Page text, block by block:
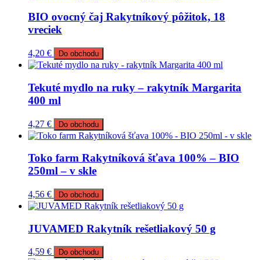
BIO ovocný čaj Rakytníkový pôžitok, 18
vreciek
4,20 € Do obchodu
Tekuté mydlo na ruky – rakytník Margarita
400 ml
4,27 € Do obchodu
Toko farm Rakytníková šťava 100% – BIO
250ml – v skle
4,56 € Do obchodu
JUVAMED Rakytník rešetliakový 50 g
4,59 € Do obchodu